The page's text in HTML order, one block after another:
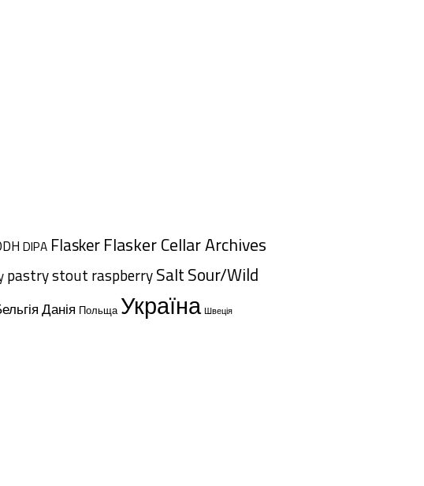
DIPA FlaskerFlasker Cellar Archives
pastry stout raspberrySaltSour/Wild
Данія Польща Україна Швеція